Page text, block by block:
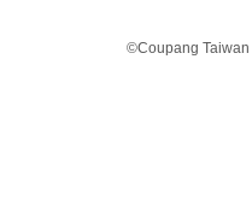
©Coupang Taiwan